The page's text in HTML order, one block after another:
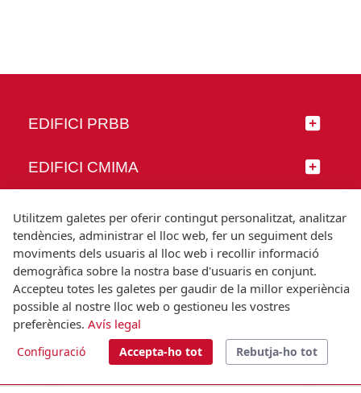
EDIFICI PRBB
EDIFICI CMIMA
SEGUEIX-NOS
© Universitat Pompeu Fabra
Barcelona
T.(+34) 93 542 20 00
Utilitzem galetes per oferir contingut personalitzat, analitzar
tendències, administrar el lloc web, fer un seguiment dels
moviments dels usuaris al lloc web i recollir informació
demogràfica sobre la nostra base d'usuaris en conjunt.
Accepteu totes les galetes per gaudir de la millor experiència
possible al nostre lloc web o gestioneu les vostres
preferències. Avís legal
Configuració Accepta-ho tot Rebutja-ho tot